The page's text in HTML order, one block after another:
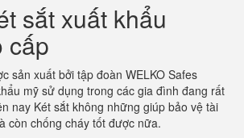
sắt xuất khẩu
cấp
sản xuất bởi tập đoàn WELKO Safes
mỹ sử dụng trong các gia đình đang rất
nay Két sắt không những giúp bảo vệ tài
còn chống cháy tốt được nữa.